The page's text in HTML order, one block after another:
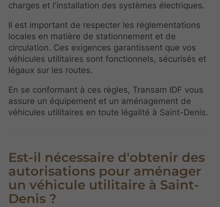
charges et l'installation des systèmes électriques.
Il est important de respecter les réglementations
locales en matière de stationnement et de
circulation. Ces exigences garantissent que vos
véhicules utilitaires sont fonctionnels, sécurisés et
légaux sur les routes.
En se conformant à ces règles, Transam IDF vous
assure un équipement et un aménagement de
véhicules utilitaires en toute légalité à Saint-Denis.
Est-il nécessaire d'obtenir des
autorisations pour aménager
un véhicule utilitaire à Saint-
Denis ?